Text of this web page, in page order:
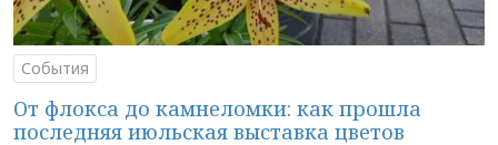
События
От флокса до камнеломки: как прошла
последняя июльская выставка цветов